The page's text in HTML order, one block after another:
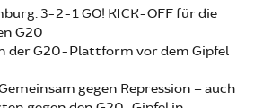
3-2-1 GO! KICK-OFF für die
G20
der G20-Plattform vor dem Gipfel
gegen Repression – auch